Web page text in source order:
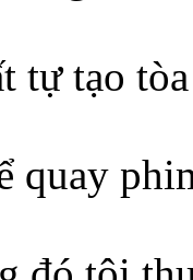
tự tạo
quay